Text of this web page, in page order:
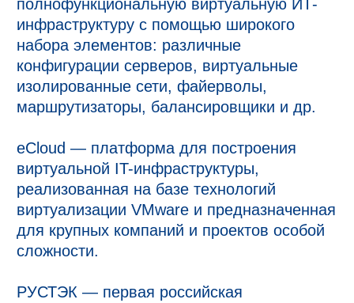
полнофункциональную виртуальную ИТ-
инфраструктуру с помощью широкого
набора элементов: различные
конфигурации серверов, виртуальные
изолированные сети, файерволы,
маршрутизаторы, балансировщики и др.
eCloud — платформа для построения
виртуальной IT-инфраструктуры,
реализованная на базе технологий
виртуализации VMware и предназначенная
для крупных компаний и проектов особой
сложности.
РУСТЭК — первая российская